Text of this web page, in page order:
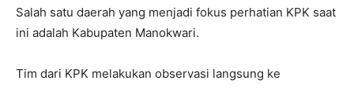
Salah satu daerah yang menjadi fokus perhatian KPK saat
ini adalah Kabupaten Manokwari.
Tim dari KPK melakukan observasi langsung ke